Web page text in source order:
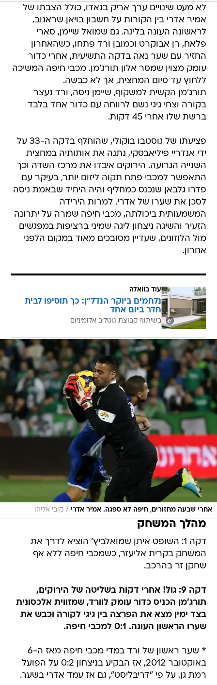
לא מעט שינויים ערך אריק בנאדו, כולל הצבתו של
אמיר אדרי בין הקורות על חשבון בויאן שראנוב,
לראשונה העונה בליגה. גם שמואל שיימן, סארי
פלאח, רן אבוקרט וכמובן ורד פתחו, כשהאחרון
החזיר עם שער נאה בדקה התשיעית, אחרי כדור
עומק מצוין שמסר אלון תורג'מן. מכבי חיפה המשיכה
ללחוץ עד סיום המחצית, אך לא כבשה.
תורג'מן הקשית למשקוף, שיימן ניסה, ורד נעצר
בקורה וצחי גיגי נשם לרווחה עם כדור אחד בלבד
ברשת שלו אחרי 45 דקות.
פציעתו של גוסטבו בוקולי, שהוחלף בדקה ה-33 על
ידי אנדריי פיליאבסקי, נתנה את אותותיה במחצית
השנייה הגרועה. הירוקים איבדו את מרכז השדה וכך
התאפשר למכבי פתח תקוה ליזום יותר, בעיקר עם
פדרו גלבאן שנכנס כמחליף והיה היחיד שבאמת ניסה
לסכן את שערו של אדרי. למרות הירידה
המשמעותית ביכולתה, מכבי חיפה שמרה על יתרונה
הזעיר והשיגה ניצחון ליגה שמיני ברציפות במפגשים
מול הלוזונים, שעדיין מסובכים מאוד במקום הלפני
אחרון.
עוד בוואלה
נלחמים ביוקר הנדל"ן: כך תוסיפו לבית
חדר ביום אחד
בשיתוף קבוצת גוטליב אלומיניום
אחרי שבעה מחזורים, חיפה לא ספגה. אמיר אדרי / קובי אליהו
מהלך המשחק
דקה 1: השופט איתן שמואלביץ' הוציא לדרך את
המשחק בקרית אליעזר, כשמכבי חיפה ללא אף
שחקן זר בהרכב.
דקה 9: גול! אחרי דקות בשליטה של הירוקים,
תורג'מן הכניס כדור עומק לוורד, שמזווית אלכסונית
בצד ימין מצא את הפרצה בין גיגי לקורה וכבש את
שערו הראשון העונה. 0:1 למכבי חיפה.
* שער ראשון של ורד במדי מכבי חיפה מאז ה-6
באוקטובר 2012, אז הבקיע בניצחון 0:2 על הפועל
רמת גן. על פי "דריבליסט", גם אז עמד אדרי בשער.